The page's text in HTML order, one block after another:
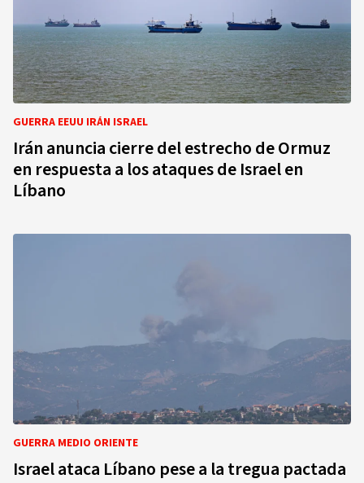
GUERRA EEUU IRÁN ISRAEL
Irán anuncia cierre del estrecho de Ormuz
en respuesta a los ataques de Israel en
Líbano
GUERRA MEDIO ORIENTE
Israel ataca Líbano pese a la tregua pactada